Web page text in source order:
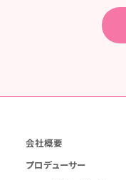
会社概要
プロデューサー